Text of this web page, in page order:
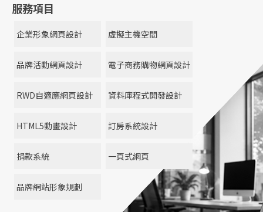
服務項目
企業形象網頁設計 虛擬主機空間
品牌活動網頁設計 電子商務購物網頁設計
RWD自適應網頁設計 資料庫程式開發設計
HTML5動畫設計 訂房系統設計
捐款系統 一頁式網頁
品牌網站形象規劃